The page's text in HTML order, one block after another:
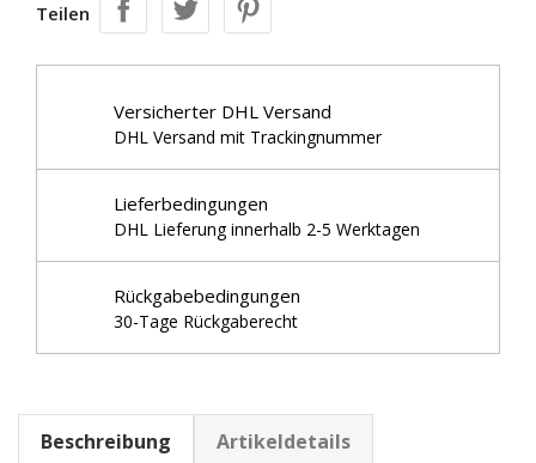
Teilen
Versicherter DHL Versand
DHL Versand mit Trackingnummer
Lieferbedingungen
DHL Lieferung innerhalb 2-5 Werktagen
Rückgabebedingungen
30-Tage Rückgaberecht
Beschreibung Artikeldetails